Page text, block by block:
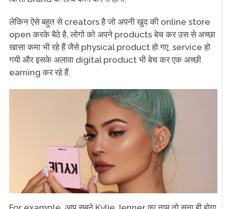
लेकिन ऐसे बहुत से creators है जो अपनी खुद की online store
open करके बैठे है, लोगो को अपने products बेच कर उस से अच्छा
खासा कमा भी रहे हैं जैसे physical product हो गए, service हो
गयी और इसके अलावा digital product भी बेच कर एक अच्छी
earning कर रहे हैं.